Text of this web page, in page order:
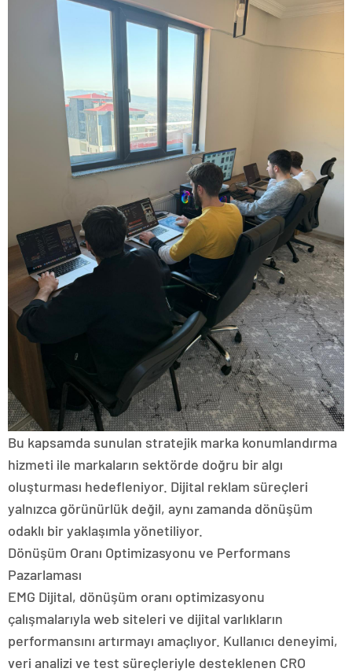
Bu kapsamda sunulan stratejik marka konumlandırma
hizmeti ile markaların sektörde doğru bir algı
oluşturması hedefleniyor. Dijital reklam süreçleri
yalnızca görünürlük değil, aynı zamanda dönüşüm
odaklı bir yaklaşımla yönetiliyor.
Dönüşüm Oranı Optimizasyonu ve Performans
Pazarlaması
EMG Dijital, dönüşüm oranı optimizasyonu
çalışmalarıyla web siteleri ve dijital varlıkların
performansını artırmayı amaçlıyor. Kullanıcı deneyimi,
veri analizi ve test süreçleriyle desteklenen CRO